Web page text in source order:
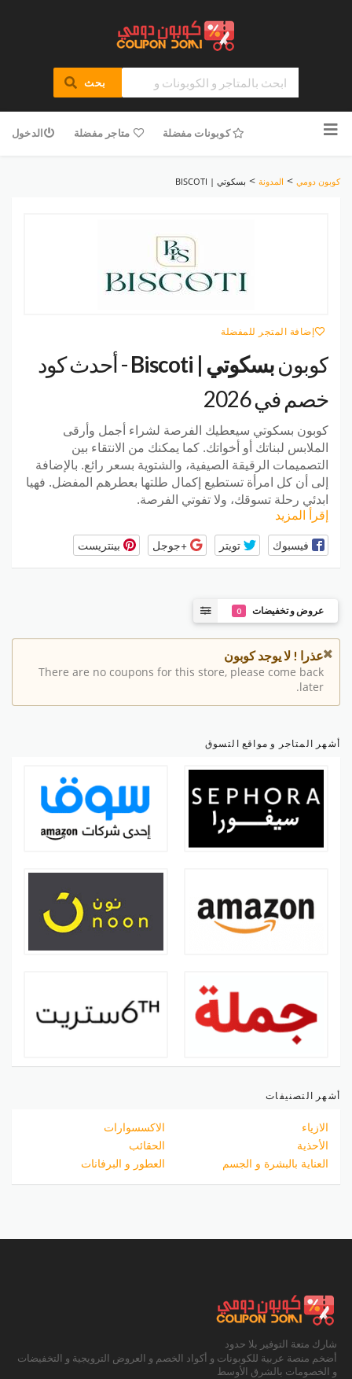
بحث
للمحتوى
كوبونات مفضلة متاجر مفضلة الدخول
كوبون دومي > المدونة > بسكوتي | BISCOTI
إضافة المتجر للمفضلة
كوبونبسكوتي | Biscoti
- أحدث كود
خصم في 2026
كوبون بسكوتي سيعطيك الفرصة لشراء أجمل وأرقى
الملابس لبناتك أو أخواتك. كما يمكنك من الانتقاء بين
التصميمات الرقيقة الصيفية، والشتوية بسعر رائع. بالإضافة
إلى أن كل امرأة تستطيع إكمال طلتها بعطرهم المفضل. فهيا
ابدئي رحلة تسوقك، ولا تفوتي الفرصة.
إقرأ المزيد
فيسبوك تويتر +جوجل بينتريست
عروض و تخفيضات 0
عذرا ! لا يوجد كوبون
There are no coupons for this store, please come back
later.
أشهر المتاجر و مواقع التسوق
أشهر التصنيفات
الازياء
الاكسسوارات
الأحذية
الحقائب
العناية بالبشرة و الجسم
العطور و البرفانات
شارك متعة التوفير بلا حدود
أضخم منصة عربية للكوبونات و أكواد الخصم و العروض الترويجية و التخفيضات
و الخصومات بالشرق الأوسط